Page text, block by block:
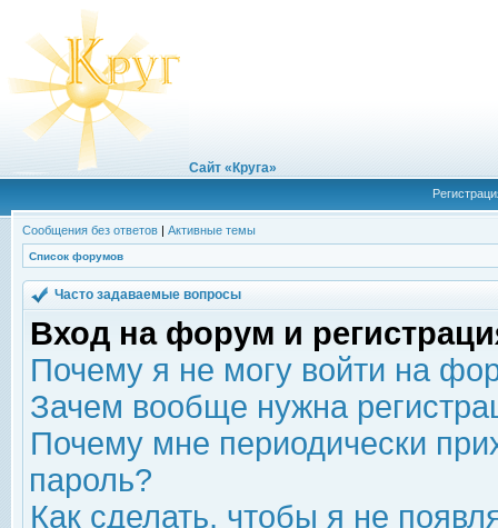
Сайт «Круга»
Сообщения без ответов | Активные темы
Список форумов
Часто задаваемые вопросы
Вход на форум и
Почему я не могу войти на
Зачем вообще нужна
Почему мне периодически
пароль?
Как сделать, чтобы я не